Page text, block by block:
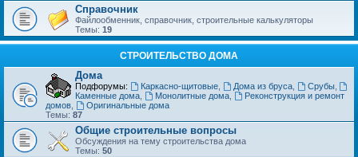
Справочник
Файлообменник, справочник, строительные калькуляторы
Темы: 19
СТРОИТЕЛЬСТВО ДОМА
Дома
Подфорумы: Каркасно-щитовые, Дома из бруса, Срубы,
Каменные дома
Монолитные дома,
Реконструкция и ремонт
домов
Оригинальные дома
Темы: 87
Общие строительные вопросы
Обсуждения на тему строительства дома
Темы: 50